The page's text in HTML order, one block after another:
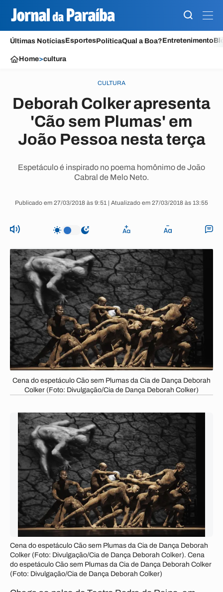
Últimas NotíciasEsportesPolíticaQual a Boa?Entretenimento
Home>cultura
CULTURA
Deborah Colker apresenta
'Cão sem Plumas' em
João Pessoa nesta terça
Espetáculo é inspirado no poema homônimo de João
Cabral de Melo Neto.
Publicado em 27/03/2018 às 9:51 | Atualizado em 27/03/2018 às 13:55
Cena do espetáculo Cão sem Plumas da Cia de Dança Deborah
Colker (Foto: Divulgação/Cia de Dança Deborah Colker)
Cena do espetáculo Cão sem Plumas da Cia de Dança Deborah
Colker (Foto: Divulgação/Cia de Dança Deborah Colker). Cena
do espetáculo Cão sem Plumas da Cia de Dança Deborah Colker
(Foto: Divulgação/Cia de Dança Deborah Colker)